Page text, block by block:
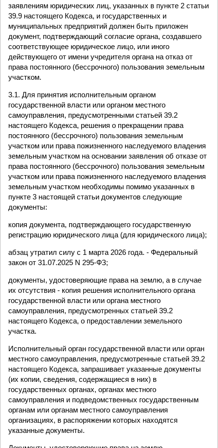
заявлениям юридических лиц, указанных в пункте 2 статьи
39.9 настоящего Кодекса, и государственных и
муниципальных предприятий должен быть приложен
документ, подтверждающий согласие органа, создавшего
соответствующее юридическое лицо, или иного
действующего от имени учредителя органа на отказ от
права постоянного (бессрочного) пользования земельным
участком.
3.1. Для принятия исполнительным органом
государственной власти или органом местного
самоуправления, предусмотренными статьей 39.2
настоящего Кодекса, решения о прекращении права
постоянного (бессрочного) пользования земельным
участком или права пожизненного наследуемого владения
земельным участком на основании заявления об отказе от
права постоянного (бессрочного) пользования земельным
участком или права пожизненного наследуемого владения
земельным участком необходимы помимо указанных в
пункте 3 настоящей статьи документов следующие
документы:
копия документа, подтверждающего государственную
регистрацию юридического лица (для юридического лица);
абзац утратил силу с 1 марта 2026 года. - Федеральный
закон от 31.07.2025 N 295-ФЗ;
документы, удостоверяющие права на землю, а в случае
их отсутствия - копия решения исполнительного органа
государственной власти или органа местного
самоуправления, предусмотренных статьей 39.2
настоящего Кодекса, о предоставлении земельного
участка.
Исполнительный орган государственной власти или орган
местного самоуправления, предусмотренные статьей 39.2
настоящего Кодекса, запрашивает указанные документы
(их копии, сведения, содержащиеся в них) в
государственных органах, органах местного
самоуправления и подведомственных государственным
органам или органам местного самоуправления
организациях, в распоряжении которых находятся
указанные документы.